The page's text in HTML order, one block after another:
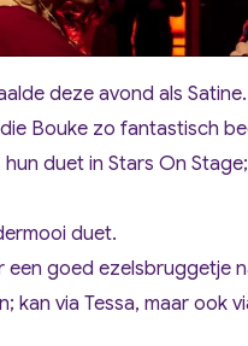
deze avond als Satine.
die Bouke zo fantastisch
duet in Stars On
duet.
een goed ezelsbruggetje
kan via Tessa, maar ook